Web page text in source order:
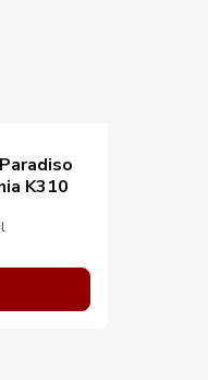
K310